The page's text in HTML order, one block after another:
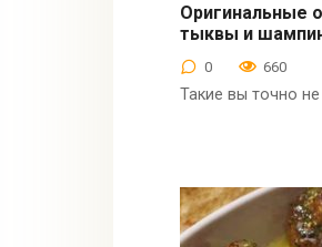
Вторые блюда
Оригинальные
тыквы и
0 660
Такие вы точно